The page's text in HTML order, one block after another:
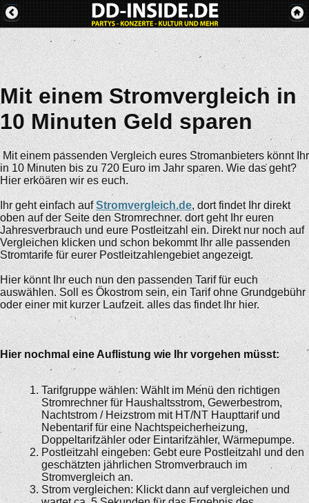
Mit einem Stromvergleich in
10 Minuten Geld sparen
Mit einem passenden Vergleich eures Stromanbieters könnt Ihr
in 10 Minuten bis zu 720 Euro im Jahr sparen. Wie das geht?
Hier erköären wir es euch.
Ihr geht einfach aufStromvergleich.de, dort findet Ihr direkt
oben auf der Seite den Stromrechner. dort geht Ihr euren
Jahresverbrauch und eure Postleitzahl ein. Direkt nur noch auf
Vergleichen klicken und schon bekommt Ihr alle passenden
Stromtarife für eurer Postleitzahlengebiet angezeigt.
Hier könnt Ihr euch nun den passenden Tarif für euch
auswählen. Soll es Ökostrom sein, ein Tarif ohne Grundgebühr
oder einer mit kurzer Laufzeit. alles das findet Ihr hier.
Hier nochmal eine Auflistung wie Ihr vorgehen müsst:
Tarifgruppe wählen: Wählt im Menü den richtigen
Stromrechner für Haushaltsstrom, Gewerbestrom,
Nachtstrom / Heizstrom mit HT/NT Haupttarif und
Nebentarif für eine Nachtspeicherheizung,
Doppeltarifzähler oder Eintarifzähler, Wärmepumpe.
Postleitzahl eingeben: Gebt eure Postleitzahl und den
geschätzten jährlichen Stromverbrauch im
Stromvergleich an.
Strom vergleichen: Klickt dann auf vergleichen und